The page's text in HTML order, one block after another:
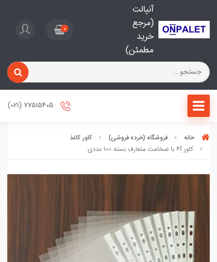
آنپالت
(مرجع
خرید
مطمئن)
0
خانه فروشگاه (خرده فروشی)
کاور کاغذ
کاور آ4 با ضخامت متعارف بسته 100 عددی